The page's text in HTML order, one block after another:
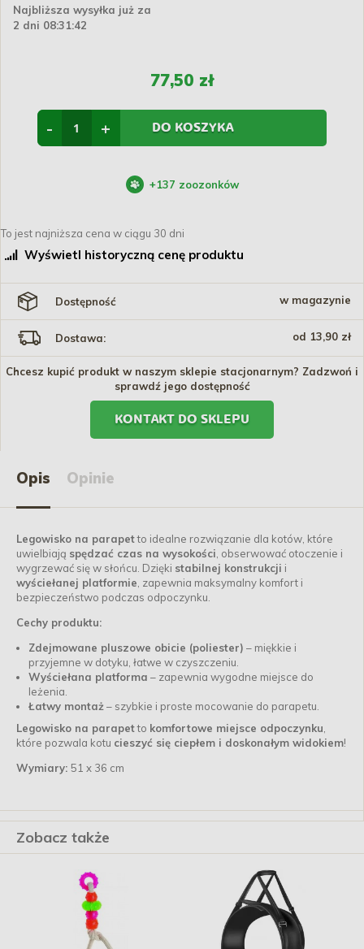
Najbliższa wysyłka już za
2 dni 08:31:41
77,50 zł
+
- DO KOSZYKA
+137 zoozonków
To jest najniższa cena w ciągu 30 dni
Wyświetl historyczną cenę produktu
Dostępność w magazynie
Dostawa: od 13,90 zł
Chcesz kupić produkt w naszym sklepie stacjonarnym? Zadzwoń i
sprawdź jego dostępność
KONTAKT DO SKLEPU
Opis Opinie
Legowisko na parapetto idealne rozwiązanie dla kotów, które
uwielbiają spędzać czas na wysokości , obserwować otoczenie i
wygrzewać się w słońcu. Dzięki stabilnej konstrukcji i
wyściełanej platformie , zapewnia maksymalny komfort i
bezpieczeństwo podczas odpoczynku.
Cechy produktu:
Zdejmowane pluszowe obicie (poliester) – miękkie i
przyjemne w dotyku, łatwe w czyszczeniu.
Wyściełana platforma – zapewnia wygodne miejsce do
leżenia.
Łatwy montaż – szybkie i proste mocowanie do parapetu.
Legowisko na parapetto komfortowe miejsce odpoczynku
które pozwala kotu cieszyć się ciepłem i doskonałym widokiem!
Wymiary: 51 x 36 cm
Zobacz także